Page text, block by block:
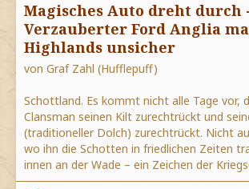
Magisches Auto dreht durch
Verzauberter Ford Anglia
Highlands unsicher
von Graf Zahl (Hufflepuff)
Schottland. Es kommt nicht alle Tage vor,
Clansman seinen Kilt zurechtrückt und
(traditioneller Dolch) zurechtrückt. Nicht
wo ihn die Schotten in friedlichen Zeiten
innen an der Wade – ein Zeichen der